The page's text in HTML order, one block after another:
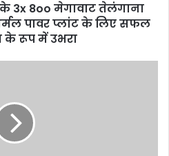
3x 8oo मेगावाट तेलंगाना
पावर प्लांट के लिए सफल
के रूप में उभरा